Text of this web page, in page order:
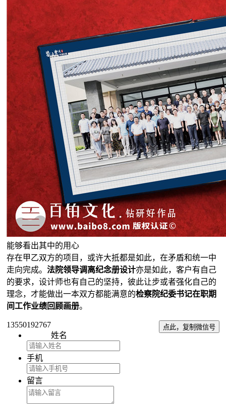
能够看出其中的用心
存在甲乙双方的项目，或许大抵都是如此，在矛盾和统一中
走向完成。 法院领导调离纪念册设计亦是如此，客户有自己
的要求，设计师也有自己的坚持，彼此让步或者强化自己的
理念，才能做出一本双方都能满意的检察院纪委书记在职期
间工作业绩回顾画册。
13550192767 点此，复制微信号
姓名
手机
留言